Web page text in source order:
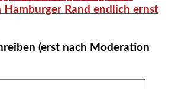
Hamburger Rand endlich ernst
(erst nach Moderation